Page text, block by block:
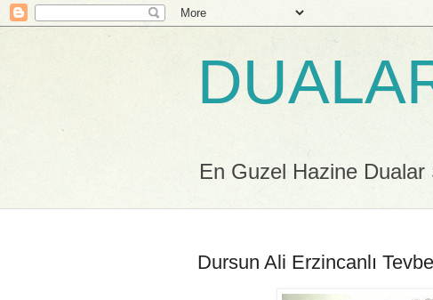
En Guzel Hazine
Dursun Ali Erzincanlı Tevbe